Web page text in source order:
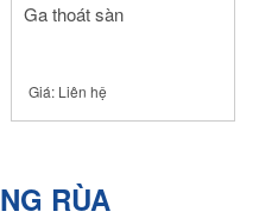
Ga thoát sàn
Giá: Liên hệ
RÙA